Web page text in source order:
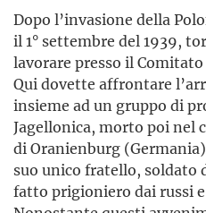
Dopo l’invasione della
il 1° settembre del 1939,
lavorare presso il
Qui dovette affrontare
insieme ad un gruppo di
Jagellonica, morto poi nel
di Oranienburg
suo unico fratello, soldato
fatto prigioniero dai russi